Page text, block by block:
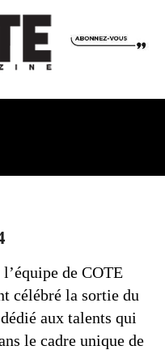
de COTE
célébré la sortie du
aux talents qui
le cadre unique de